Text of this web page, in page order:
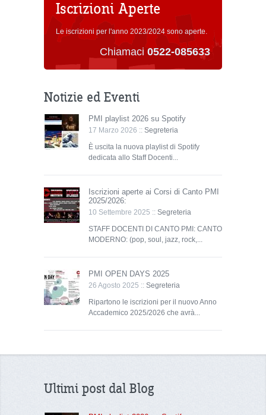
Iscrizioni Aperte
Le iscrizioni per l'anno 2023/2024 sono aperte.
Chiamaci 0522-085633
Notizie ed Eventi
PMI playlist 2026 su Spotify
17 Marzo 2026 :: Segreteria
È uscita la nuova playlist di Spotify
dedicata allo Staff Docenti...
Iscrizioni aperte ai Corsi di Canto PMI
2025/2026:
10 Settembre 2025 :: Segreteria
STAFF DOCENTI DI CANTO PMI: CANTO
MODERNO: (pop, soul, jazz, rock,...
PMI OPEN DAYS 2025
26 Agosto 2025 :: Segreteria
Ripartono le iscrizioni per il nuovo Anno
Accademico 2025/2026 che avrà...
Ultimi post dal Blog